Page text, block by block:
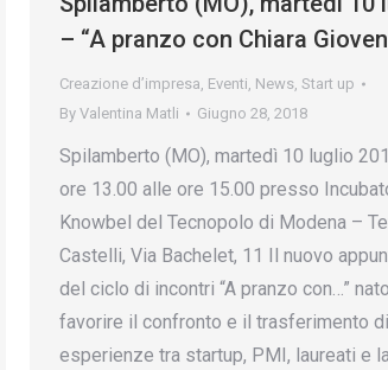
– “A pranzo con Chiara
Creazione d’impresa, Eventi, News, Start up
By Valentina Matli Giugno 28, 2018
Spilamberto (MO), martedì 10 luglio
ore 13.00 alle ore 15.00 presso
Knowbel del Tecnopolo di Modena –
Castelli, Via Bachelet, 11 Il nuovo
del ciclo di incontri “A pranzo con…”
favorire il confronto e il trasferimento di
esperienze tra startup, PMI, laureati e